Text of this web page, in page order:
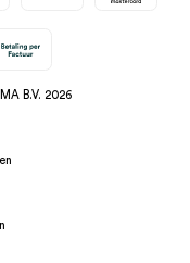
B.V. 2026